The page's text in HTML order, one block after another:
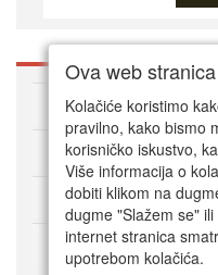
O DVD Zoni
Kako kupovati online
Korisnički servis
Način plaćanja
Ova web
Kolačiće koristimo
pravilno, kako bismo
korisničko iskustvo,
Više informacija o
dobiti klikom na
dugme "Slažem se"
internet stranica
upotrebom kolačića.